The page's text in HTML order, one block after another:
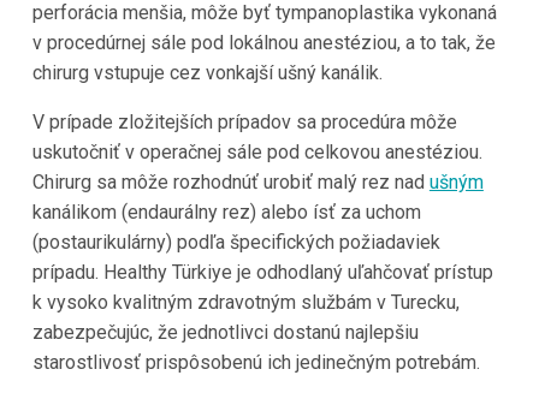
perforácia menšia, môže byť tympanoplastika vykonaná
v procedúrnej sále pod lokálnou anestéziou, a to tak, že
chirurg vstupuje cez vonkajší ušný kanálik.
V prípade zložitejších prípadov sa procedúra môže
uskutočniť v operačnej sále pod celkovou anestéziou.
Chirurg sa môže rozhodnúť urobiť malý rez nad ušným
kanálikom (endaurálny rez) alebo ísť za uchom
(postaurikulárny) podľa špecifických požiadaviek
prípadu. Healthy Türkiye je odhodlaný uľahčovať prístup
k vysoko kvalitným zdravotným službám v Turecku,
zabezpečujúc, že jednotlivci dostanú najlepšiu
starostlivosť prispôsobenú ich jedinečným potrebám.